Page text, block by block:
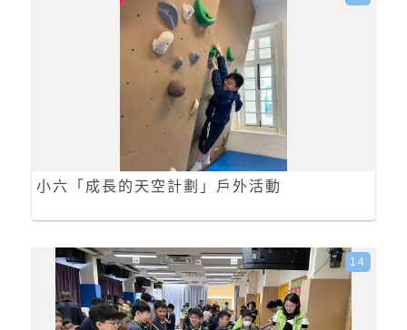
小六「成長的天空計劃」戶外活動
14